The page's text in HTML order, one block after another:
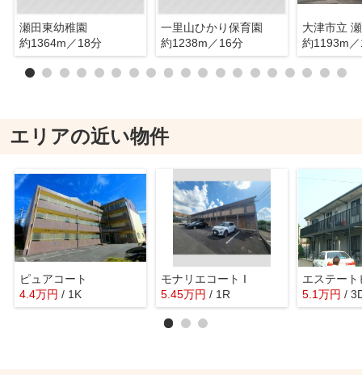
瀬田東幼稚園
約1364m／18分
一里山ひかり保育園
約1238m／16分
大津市立
約1193m
エリアの近い物件
ピュアコート
4.4万円 / 1K
モナリエコート I
5.45万円 / 1R
エステート
5.1万円 /